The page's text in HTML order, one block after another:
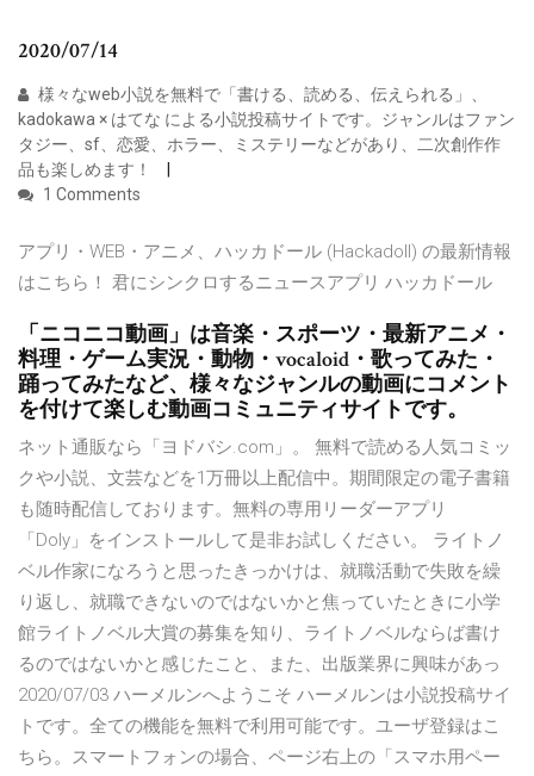
2020/07/14
様々なweb小説を無料で「書ける、読める、伝えられる」、
kadokawa × はてな による小説投稿サイトです。ジャンルはファン
タジー、sf、恋愛、ホラー、ミステリーなどがあり、二次創作作
品も楽しめます！
1 Comments
アプリ・WEB・アニメ、ハッカドール (Hackadoll) の最新情報
はこちら！ 君にシンクロするニュースアプリ ハッカドール
「ニコニコ動画」は音楽・スポーツ・最新アニメ・
料理・ゲーム実況・動物・vocaloid・歌ってみた・
踊ってみたなど、様々なジャンルの動画にコメント
を付けて楽しむ動画コミュニティサイトです。
ネット通販なら「ヨドバシ.com」。 無料で読める人気コミッ
クや小説、文芸などを1万冊以上配信中。期間限定の電子書籍
も随時配信しております。無料の専用リーダーアプリ
「Doly」をインストールして是非お試しください。 ライトノ
ベル作家になろうと思ったきっかけは、就職活動で失敗を繰
り返し、就職できないのではないかと焦っていたときに小学
館ライトノベル大賞の募集を知り、ライトノベルならば書け
るのではないかと感じたこと、また、出版業界に興味があっ
2020/07/03 ハーメルンへようこそ ハーメルンは小説投稿サイ
トです。全ての機能を無料で利用可能です。ユーザ登録はこ
ちら。スマートフォンの場合、ページ右上の「スマホ用ペー